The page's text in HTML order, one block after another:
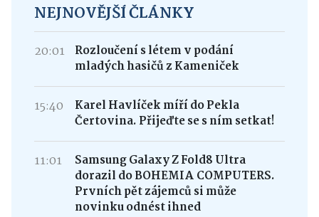
NEJNOVĚJŠÍ ČLÁNKY
20:01
Rozloučení s létem v podání
mladých hasičů z Kameniček
15:40
Karel Havlíček míří do Pekla
Čertovina. Přijeďte se s ním setkat!
11:01
Samsung Galaxy Z Fold8 Ultra
dorazil do BOHEMIA COMPUTERS.
Prvních pět zájemců si může
novinku odnést ihned